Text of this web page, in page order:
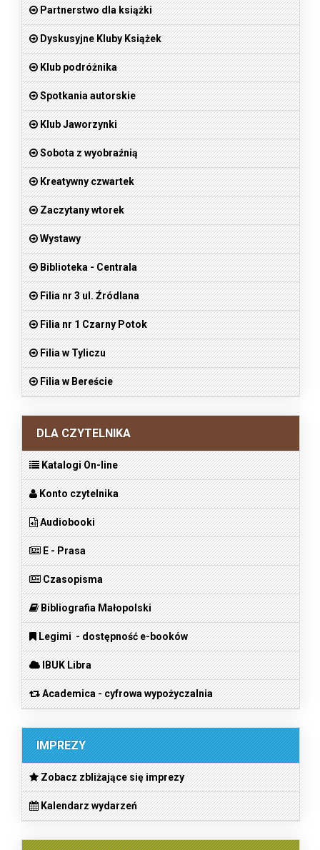
Partnerstwo dla książki
Dyskusyjne Kluby Książek
Klub podróżnika
Spotkania autorskie
Klub Jaworzynki
Sobota z wyobraźnią
Kreatywny czwartek
Zaczytany wtorek
Wystawy
Biblioteka - Centrala
Filia nr 3 ul. Źródlana
Filia nr 1 Czarny Potok
Filia w Tyliczu
Filia w Bereście
DLA CZYTELNIKA
Katalogi On-line
Konto czytelnika
Audiobooki
E - Prasa
Czasopisma
Bibliografia Małopolski
Legimi - dostępność e-booków
IBUK Libra
Academica - cyfrowa wypożyczalnia
IMPREZY
Zobacz zbliżające się imprezy
Kalendarz wydarzeń